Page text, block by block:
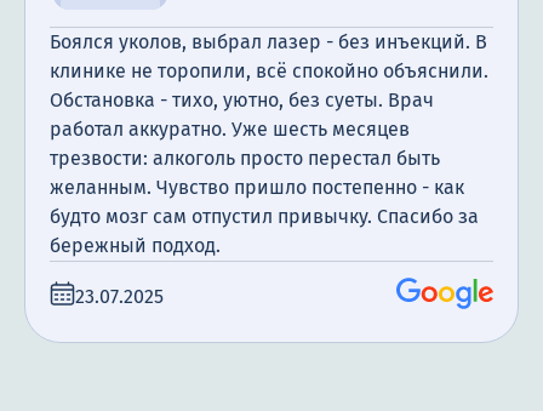
Боялся уколов, выбрал лазер - без инъекций. В
клинике не торопили, всё спокойно объяснили.
Обстановка - тихо, уютно, без суеты. Врач
работал аккуратно. Уже шесть месяцев
трезвости: алкоголь просто перестал быть
желанным. Чувство пришло постепенно - как
будто мозг сам отпустил привычку. Спасибо за
бережный подход.
23.07.2025